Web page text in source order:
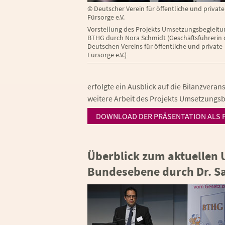
© Deutscher Verein für öffentliche und private
Fürsorge e.V.
Vorstellung des Projekts
BTHG durch Nora Schmidt (Geschäftsführerin
Deutschen Vereins für öffentliche und private
Fürsorge e.V.)
erfolgte ein Ausblick auf die
weitere Arbeit des Projekts
DOWNLOAD DER PRÄSENTATION ALS
Überblick zum aktuellen
Bundesebene durch Dr.